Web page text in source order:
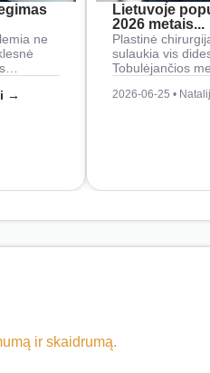
ne
→
Lietuvoje
2026 metais...
Plastinė
sulaukia vis
Tobulėjančios
2026-06-25 •
ir skaidrumą.